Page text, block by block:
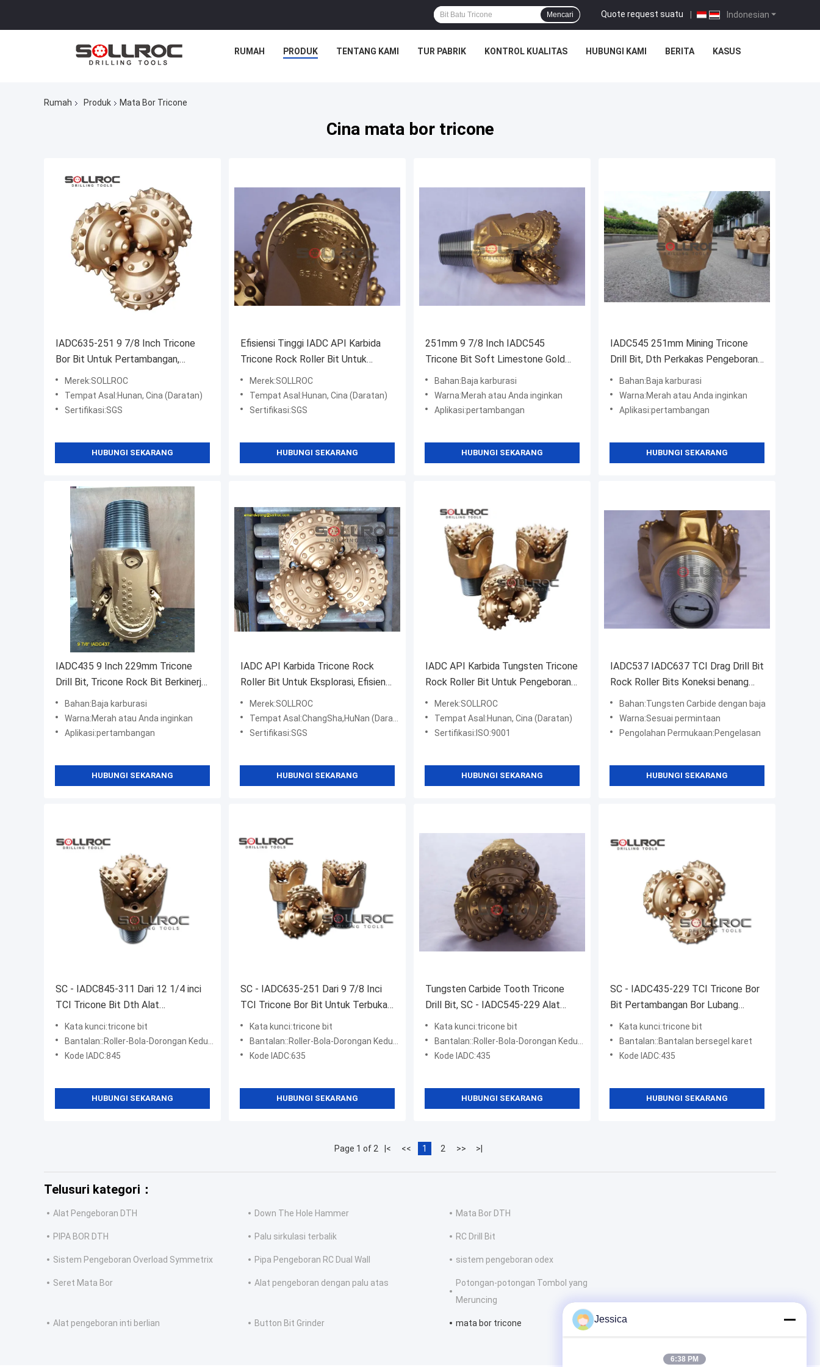
Indonesian
Quote request suatu |
Mencari
RUMAH PRODUK TENTANG KAMI TUR PABRIK KONTROL KUALITAS HUBUNGI KAMI BERITA KASUS
Rumah Produk Mata Bor Tricone
Cina mata bor tricone
IADC635-251 9 7/8 Inch Tricone
Bor Bit Untuk Pertambangan,
Tricone Rock Bit
Merek:SOLLROC
Tempat Asal:Hunan, Cina (Daratan)
Sertifikasi:SGS
HUBUNGI SEKARANG
Efisiensi Tinggi IADC API Karbida
Tricone Rock Roller Bit Untuk
Eksplorasi
Merek:SOLLROC
Tempat Asal:Hunan, Cina (Daratan)
Sertifikasi:SGS
HUBUNGI SEKARANG
251mm 9 7/8 Inch IADC545
Tricone Bit Soft Limestone Gold
Color Untuk Pertambangan
Bahan:Baja karburasi
Warna:Merah atau Anda inginkan
Aplikasi:pertambangan
HUBUNGI SEKARANG
IADC545 251mm Mining Tricone
Drill Bit, Dth Perkakas Pengeboran
Hidup panjang
Bahan:Baja karburasi
Warna:Merah atau Anda inginkan
Aplikasi:pertambangan
HUBUNGI SEKARANG
IADC435 9 Inch 229mm Tricone
Drill Bit, Tricone Rock Bit Berkinerja
Tinggi
Bahan:Baja karburasi
Warna:Merah atau Anda inginkan
Aplikasi:pertambangan
HUBUNGI SEKARANG
IADC API Karbida Tricone Rock
Roller Bit Untuk Eksplorasi, Efisiensi
Tinggi
Merek:SOLLROC
Tempat Asal:ChangSha,HuNan (Daratan)
Sertifikasi:SGS
HUBUNGI SEKARANG
IADC API Karbida Tungsten Tricone
Rock Roller Bit Untuk Pengeboran
Minyak
Merek:SOLLROC
Tempat Asal:Hunan, Cina (Daratan)
Sertifikasi:ISO:9001
HUBUNGI SEKARANG
IADC537 IADC637 TCI Drag Drill Bit
Rock Roller Bits Koneksi benang
APIBahan:Tungsten Carbide dengan baja
Warna:Sesuai permintaan
Pengolahan Permukaan:Pengelasan
HUBUNGI SEKARANG
SC - IADC845-311 Dari 12 1/4 inci
TCI Tricone Bit Dth Alat
Pengeboran Untuk Formasi Hard
Kata kunci:tricone bit
Bantalan::Roller-Bola-Dorongan Kedua-Roller-Dorong/Penyegelan Pertama
Kode IADC:845
HUBUNGI SEKARANG
SC - IADC635-251 Dari 9 7/8 Inci
TCI Tricone Bor Bit Untuk Terbuka -
Pit Mines
Kata kunci:tricone bit
Bantalan::Roller-Bola-Dorongan Kedua-Roller-Dorong/Penyegelan Pertama
Kode IADC:635
HUBUNGI SEKARANG
Tungsten Carbide Tooth Tricone
Drill Bit, SC - IADC545-229 Alat
Pengeboran Batu
Kata kunci:tricone bit
Bantalan::Roller-Bola-Dorongan Kedua-Roller-Dorong/Penyegelan Pertama
Kode IADC:435
HUBUNGI SEKARANG
SC - IADC435-229 TCI Tricone Bor
Bit Pertambangan Bor Lubang
229mm Diameter
Kata kunci:tricone bit
Bantalan::Bantalan bersegel karet
Kode IADC:435
HUBUNGI SEKARANG
Page 1 of 2 |< << 1 2 >> >|
Telusuri kategori：
Alat Pengeboran DTH Down The Hole Hammer Mata Bor DTH
PIPA BOR DTH Palu sirkulasi terbalik RC Drill Bit
Sistem Pengeboran Overload Symmetrix Pipa Pengeboran RC Dual Wall sistem pengeboran odex
Seret Mata Bor Alat pengeboran dengan palu atas
Potongan-potongan Tombol yang
Meruncing
Alat pengeboran inti berlian Button Bit Grinder mata bor tricone Jessica
6:38 PM